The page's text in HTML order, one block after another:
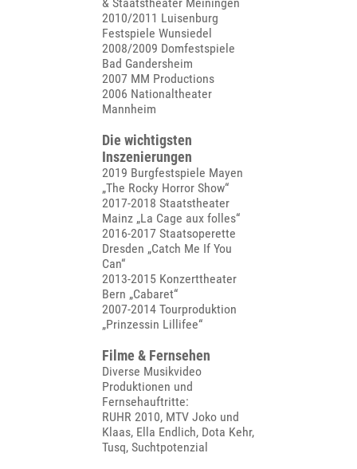
2010/2011 Luisenburg
Festspiele Wunsiedel
2008/2009 Domfestspiele
Bad Gandersheim
2007 MM Productions
2006 Nationaltheater
Mannheim
Die wichtigsten
Inszenierungen
2019 Burgfestspiele Mayen
„The Rocky Horror Show“
2017-2018 Staatstheater
Mainz „La Cage aux folles“
2016-2017 Staatsoperette
Dresden „Catch Me If You
Can“
2013-2015 Konzerttheater
Bern „Cabaret“
2007-2014 Tourproduktion
„Prinzessin Lillifee“
Filme & Fernsehen
Diverse Musikvideo
Produktionen und
Fernsehauftritte:
RUHR 2010, MTV Joko und
Klaas, Ella Endlich, Dota Kehr,
Tusq, Suchtpotenzial